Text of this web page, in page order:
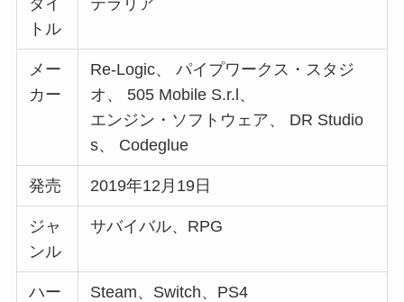
トル
メー
カー
Re-Logic、 パイプワークス・スタジ
オ、 505 Mobile S.r.l、
エンジン・ソフトウェア、 DR Studio
s、 Codeglue
発売 2019年12月19日
ジャ
ンル
サバイバル、RPG
ハー
Steam、Switch、PS4